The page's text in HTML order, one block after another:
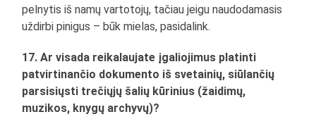
pelnytis iš namų vartotojų, tačiau jeigu naudodamasis
uždirbi pinigus – būk mielas, pasidalink.
17. Ar visada reikalaujate įgaliojimus platinti
patvirtinančio dokumento iš svetainių, siūlančių
parsisiųsti trečiųjų šalių kūrinius (žaidimų,
muzikos, knygų archyvų)?